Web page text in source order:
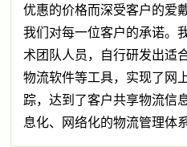
优惠的价格而深受客户的爱
我们对每一位客户的承诺。
术团队人员，自行研发出适
物流软件等工具，实现了网
踪，达到了客户共享物流信
息化、网络化的物流管理体系